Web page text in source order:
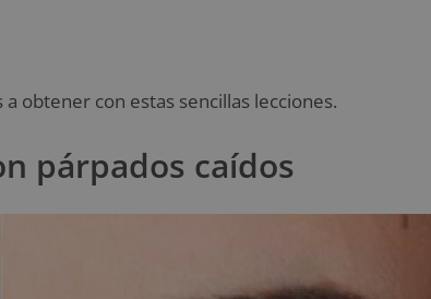
obtener con estas sencillas lecciones.
párpados caídos